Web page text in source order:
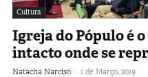
Cultura
Igreja do Pópulo é
intacto onde se
Natacha Narciso - 1 de Março, 2019